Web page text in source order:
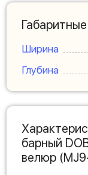
Ширина
Глубина
барный
велюр